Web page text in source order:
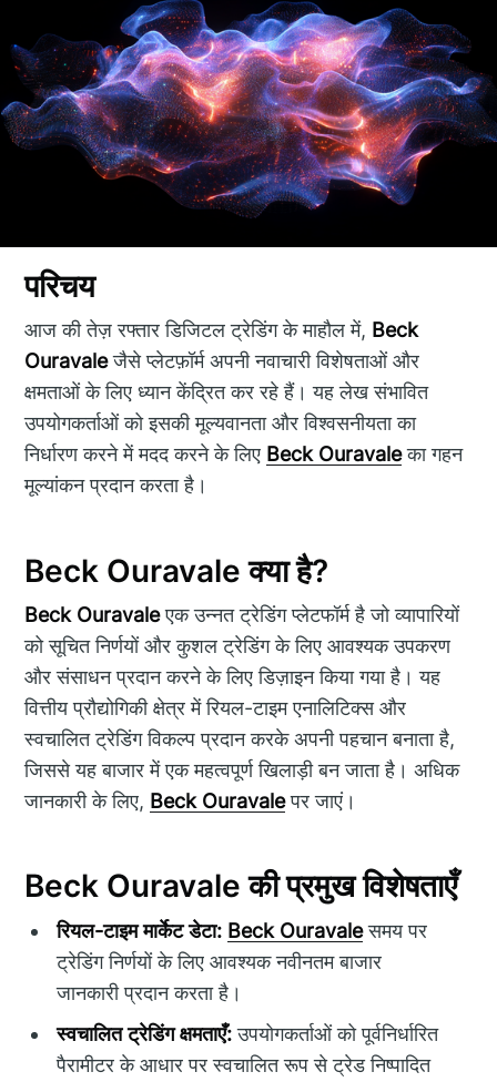
परिचय
आज की तेज़ रफ्तार डिजिटल ट्रेडिंग के माहौल में, Beck
Ouravaleजैसे प्लेटफ़ॉर्म अपनी नवाचारी विशेषताओं और
क्षमताओं के लिए ध्यान केंद्रित कर रहे हैं। यह लेख संभावित
उपयोगकर्ताओं को इसकी मूल्यवानता और विश्वसनीयता का
निर्धारण करने में मदद करने के लिए Beck Ouravaleका गहन
मूल्यांकन प्रदान करता है।
Beck Ouravale क्या है?
Beck Ouravaleएक उन्नत ट्रेडिंग प्लेटफॉर्म है जो व्यापारियों
को सूचित निर्णयों और कुशल ट्रेडिंग के लिए आवश्यक उपकरण
और संसाधन प्रदान करने के लिए डिज़ाइन किया गया है। यह
वित्तीय प्रौद्योगिकी क्षेत्र में रियल-टाइम एनालिटिक्स और
स्वचालित ट्रेडिंग विकल्प प्रदान करके अपनी पहचान बनाता है,
जिससे यह बाजार में एक महत्वपूर्ण खिलाड़ी बन जाता है। अधिक
जानकारी के लिए, Beck Ouravaleपर जाएं।
Beck Ouravale की प्रमुख विशेषताएँ
रियल-टाइम मार्केट डेटा: Beck Ouravaleसमय पर
ट्रेडिंग निर्णयों के लिए आवश्यक नवीनतम बाजार
जानकारी प्रदान करता है।
स्वचालित ट्रेडिंग क्षमताएँ:उपयोगकर्ताओं को पूर्वनिर्धारित
पैरामीटर के आधार पर स्वचालित रूप से ट्रेड निष्पादित